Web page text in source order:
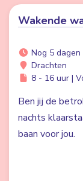
Wakende
Nog 5 dagen
Drachten
8 - 16 uur |
Ben jij de
nachts
baan voor jou.